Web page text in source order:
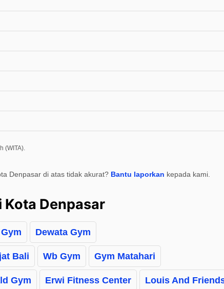
(WITA).
Denpasar di atas tidak akurat? Bantu laporkan kepada kami.
Kota Denpasar
Dewata Gym
Bali Wb Gym Gym Matahari
Gym Erwi Fitness Center Louis And